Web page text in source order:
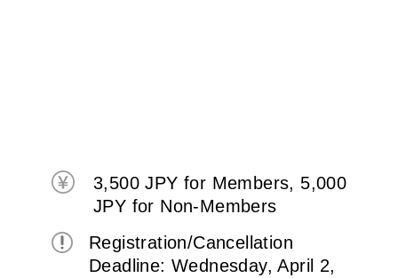
3,500 JPY for Members, 5,000
JPY for Non-Members
Registration/Cancellation
Deadline: Wednesday, April 2,